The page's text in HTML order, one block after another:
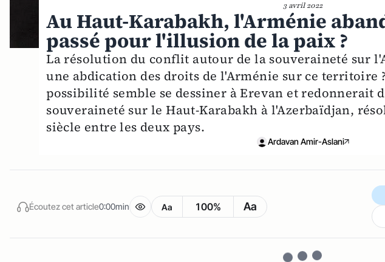
3 avril 2022
Au Haut-Karabakh, l'Arménie
passé pour l'illusion de la paix ?
La résolution du conflit autour de la souveraineté sur
une abdication des droits de l'Arménie sur ce territoire
possibilité semble se dessiner à Erevan et redonnerait
souveraineté sur le Haut-Karabakh à l'Azerbaïdjan,
siècle entre les deux pays.
Ardavan Amir-Aslani
Écoutez cet article0:00min Aa 100% Aa